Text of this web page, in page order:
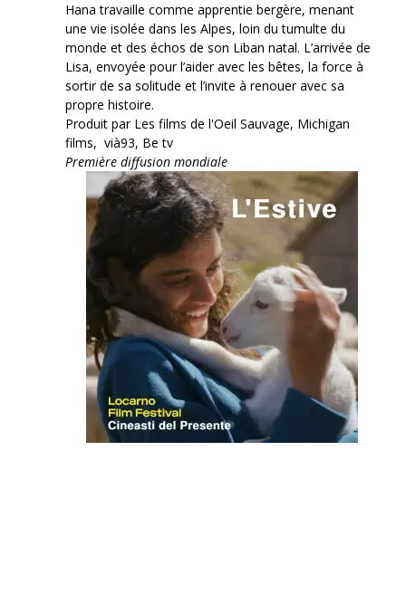
Hana travaille comme apprentie bergère, menant
une vie isolée dans les Alpes, loin du tumulte du
monde et des échos de son Liban natal. L’arrivée de
Lisa, envoyée pour l’aider avec les bêtes, la force à
sortir de sa solitude et l’invite à renouer avec sa
propre histoire.
Produit par Les films de l'Oeil Sauvage, Michigan
films, vià93, Be tv
Première diffusion mondiale